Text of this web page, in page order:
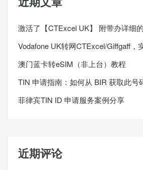
近期文章
激活了【CTExcel UK】 附带办详细
Vodafone UK转网CTExcel/Giffgaff，
澳门蓝卡转eSIM（非上台）教程
TIN 申请指南：如何从 BIR 获取此号
菲律宾TIN ID 申请服务案例分享
近期评论